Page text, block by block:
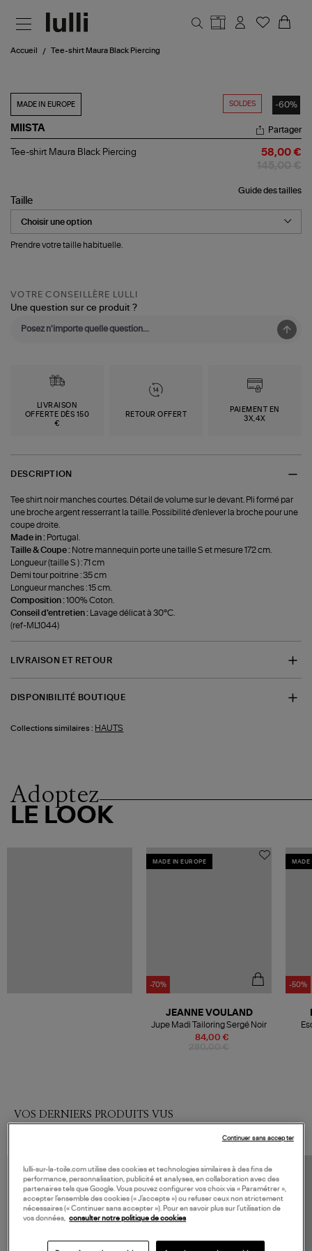
Accueil Tee-shirt Maura Black Piercing
SOLDES -60%
MADE IN EUROPE
MIISTA
Tee-
Piercing
Partager
Tee-shirt Maura Black Piercing 58,00 €
Guide des tailles
Taille
Prendre votre taille habituelle.
VOTRE CONSEILLÈRE LULLI
Une question sur ce produit ?
LIVRAISON
OFFERTE DÈS 150
€
RETOUR OFFERT
PAIEMENT EN
3X,4X
DESCRIPTION
Tee shirt noir manches courtes. Détail de volume sur le devant. Pli formé par
une broche argent resserrant la taille. Possibilité d'enlever la broche pour une
coupe droite.
Made in : Portugal.
Taille & Coupe : Notre mannequin porte une taille S et mesure 172 cm.
Longueur (taille S ) : 71 cm
Demi tour poitrine : 35 cm
Longueur manches : 15 cm.
Composition :100% Coton.
Conseil d'entretien :
Lavage délicat à 30°C.
(ref-ML1044)
LIVRAISON ET RETOUR
DISPONIBILITÉ BOUTIQUE
Collections similaires : HAUTS
Adoptez
LE LOOK
MADE IN EUROPE
-70%
84,00 €
JEANNE VOULAND
Jupe Madi Tailoring Sergé Noir
MADE
-50%
VOS DERNIERS PRODUITS VUS
lulli-sur-la-toile.com utilise des cookies et technologies similaires à des fins de
performance, personnalisation, publicité et analyses, en collaboration avec des
partenaires tels que Google. Vous pouvez configurer vos choix via « Paramétrer »,
accepter l’ensemble des cookies (« J’accepte ») ou refuser ceux non strictement
nécessaires (« Continuer sans accepter »). Pour en savoir plus sur l’utilisation de
vos données, consulter notre politique de cookies
Continuer sans accepter